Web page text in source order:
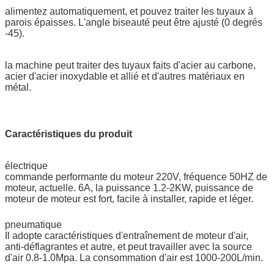
alimentez automatiquement, et pouvez traiter les tuyaux à
parois épaisses. L'angle biseauté peut être ajusté (0 degrés
-45).
la machine peut traiter des tuyaux faits d'acier au carbone,
acier d'acier inoxydable et allié et d'autres matériaux en
métal.
Caractéristiques du produit
électrique
commande performante du moteur 220V, fréquence 50HZ de
moteur, actuelle. 6A, la puissance 1.2-2KW, puissance de
moteur de moteur est fort, facile à installer, rapide et léger.
pneumatique
Il adopte caractéristiques d'entraînement de moteur d'air,
anti-déflagrantes et autre, et peut travailler avec la source
d'air 0.8-1.0Mpa. La consommation d'air est 1000-200L/min.